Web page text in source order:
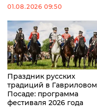
01.08.2026 09:50
Праздник русских
традиций в Гавриловом
Посаде: программа
фестиваля 2026 года